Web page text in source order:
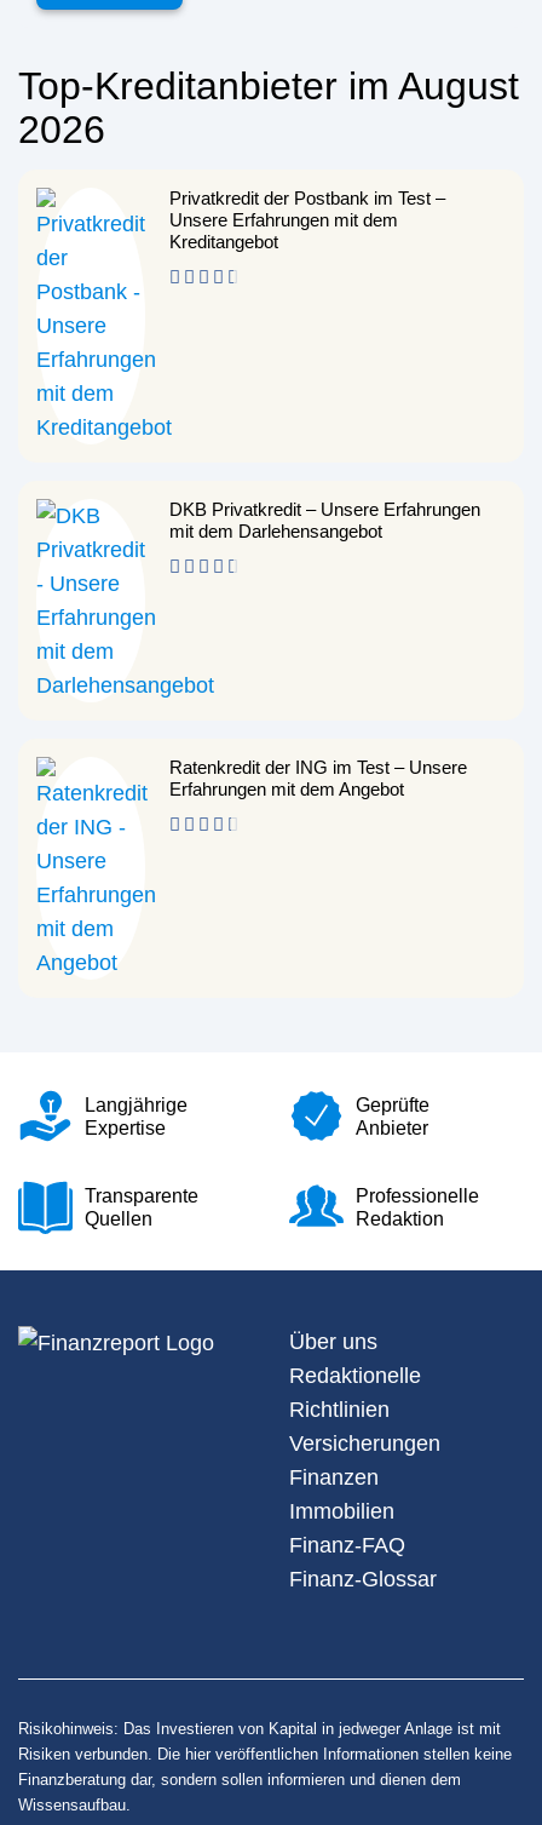
Top-Kredit­­­anbieter im August
2026
Privatkredit der Postbank im Test –
Unsere Erfahrungen mit dem
Kreditangebot
DKB Privatkredit – Unsere Erfahrungen
mit dem Darlehensangebot
Ratenkredit der ING im Test – Unsere
Erfahrungen mit dem Angebot
Langjährige
Expertise
Geprüfte
Anbieter
Transparente
Quellen
Professionelle
Redaktion
Über uns
Redaktionelle
Richtlinien
Versicherungen
Finanzen
Immobilien
Finanz-FAQ
Finanz-Glossar
Risikohinweis: Das Investieren von Kapital in jedweger Anlage ist mit
Risiken verbunden. Die hier veröffentlichen Informationen stellen keine
Finanzberatung dar, sondern sollen informieren und dienen dem
Wissensaufbau.